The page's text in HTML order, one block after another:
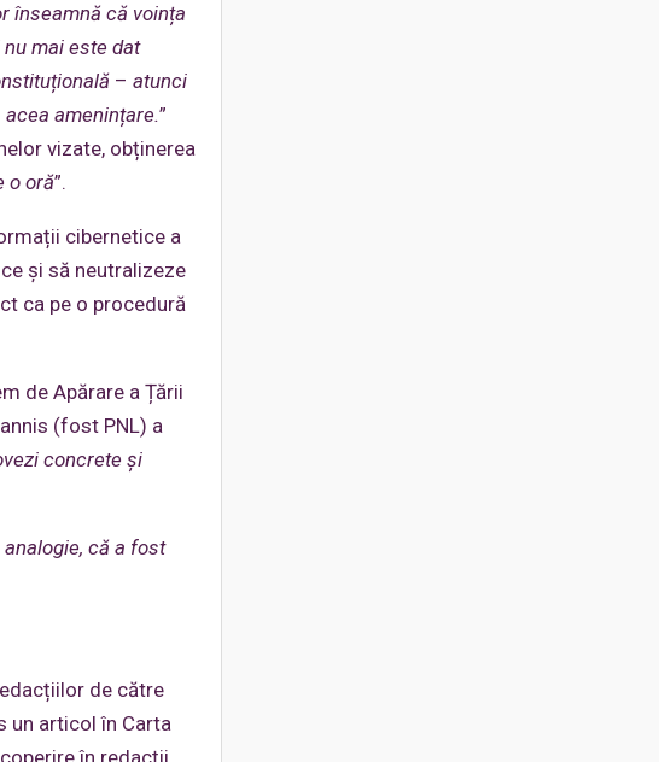
înseamnă că voința
mai este dat
– atunci
amenințare.”
vizate, obținerea
o oră”.
cibernetice a
și să neutralizeze
ca pe o procedură
de Apărare a Țării
(fost PNL) a
concrete și
că a fost
de către
un articol în Carta
în redacții.